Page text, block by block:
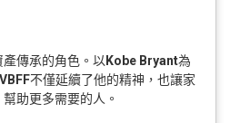
傳承的角色。以Kobe Bryant為
不僅延續了他的精神，也讓家
助更多需要的人。